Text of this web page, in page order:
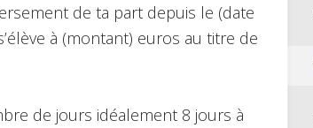
de ta part depuis le (date
à (montant) euros au titre de
de jours idéalement 8 jours à